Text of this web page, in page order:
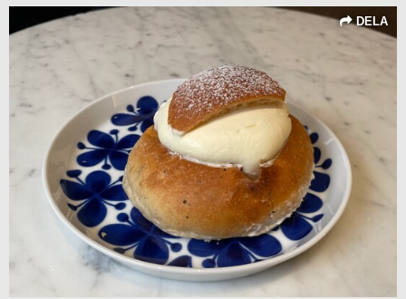
DELA